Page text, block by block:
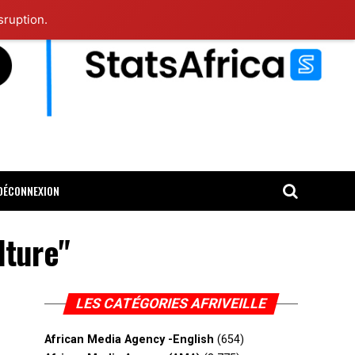
LES CATÉGORIES AFRIVEILLE
African Media Agency -English (654)